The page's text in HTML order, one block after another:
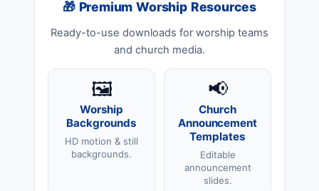
🎁 Premium Worship Resources
Ready-to-use downloads for worship teams
and church media.
🖼️
Worship
Backgrounds
HD motion & still
backgrounds.
📢
Church
Announcement
Templates
Editable
announcement
slides.